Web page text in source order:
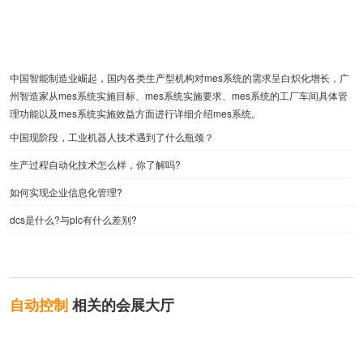
中国智能制造业崛起，国内各类生产型机构对mes系统的需求呈白炽化增长，广
州智造家从mes系统实施目标、mes系统实施要求、mes系统的工厂车间具体管
理功能以及mes系统实施效益方面进行详细介绍mes系统。
中国现阶段，工业机器人技术遇到了什么瓶颈？
生产过程自动化技术怎么样，你了解吗?
如何实现企业信息化管理?
dcs是什么?与plc有什么差别?
自动控制相关的会展大厅